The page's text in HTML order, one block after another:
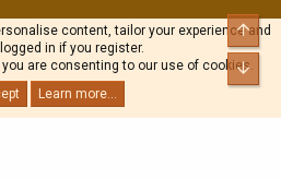
content, tailor your experience and
in if you register.
are consenting to our use of cookies.
Learn more...
Top